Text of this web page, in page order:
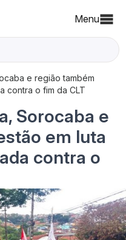
Menu
e região também
contra o fim da CLT
Sorocaba e
em luta
contra o